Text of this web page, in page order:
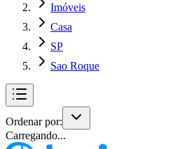
Imóveis
Casa
SP
Sao Roque
Ordenar por:
Carregando...